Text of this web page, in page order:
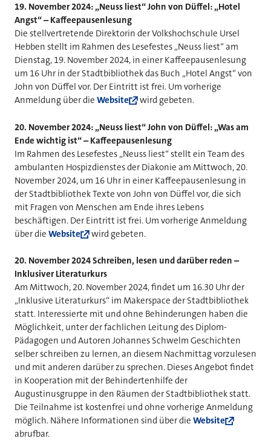
19. November 2024: „Neuss liest“ John von Düffel: „Hotel
Angst“ – Kaffeepausenlesung
Die stellvertretende Direktorin der Volkshochschule Ursel
Hebben stellt im Rahmen des Lesefestes „Neuss liest“ am
Dienstag, 19. November 2024, in einer Kaffeepausenlesung
um 16 Uhr in der Stadtbibliothek das Buch „Hotel Angst“ von
John von Düffel vor. Der Eintritt ist frei. Um vorherige
Anmeldung über die Website wird gebeten.
20. November 2024: „Neuss liest“ John von Düffel: „Was am
Ende wichtig ist“ – Kaffeepausenlesung
Im Rahmen des Lesefestes „Neuss liest“ stellt ein Team des
ambulanten Hospizdienstes der Diakonie am Mittwoch, 20.
November 2024, um 16 Uhr in einer Kaffeepausenlesung in
der Stadtbibliothek Texte von John von Düffel vor, die sich
mit Fragen von Menschen am Ende ihres Lebens
beschäftigen. Der Eintritt ist frei. Um vorherige Anmeldung
über die Website wird gebeten.
20. November 2024Schreiben, lesen und darüber reden –
Inklusiver Literaturkurs
Am Mittwoch, 20. November 2024, findet um 16.30 Uhr der
„Inklusive Literaturkurs“ im Makerspace der Stadtbibliothek
statt. Interessierte mit und ohne Behinderungen haben die
Möglichkeit, unter der fachlichen Leitung des Diplom-
Pädagogen und Autoren Johannes Schwelm Geschichten
selber schreiben zu lernen, an diesem Nachmittag vorzulesen
und mit anderen darüber zu sprechen. Dieses Angebot findet
in Kooperation mit der Behindertenhilfe der
Augustinusgruppe in den Räumen der Stadtbibliothek statt.
Die Teilnahme ist kostenfrei und ohne vorherige Anmeldung
möglich. Nähere Informationen sind über die Website
abrufbar.